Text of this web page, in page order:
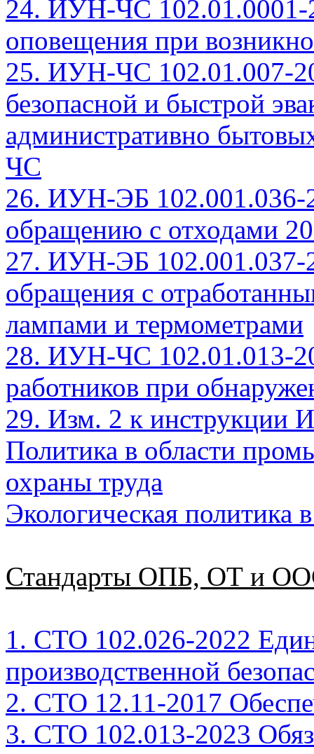
24. ИУН-ЧС 102.01.0001-
оповещения при
25. ИУН-ЧС 102.01.007-
безопасной и быстрой
административно
ЧС
26. ИУН-ЭБ 102.001.036-
обращению с отходами
27. ИУН-ЭБ 102.001.037-
обращения с
лампами и термометрами
28. ИУН-ЧС 102.01.013-
работников при
29. Изм. 2 к инструкции
Политика в области
охраны труда
Экологическая
Стандарты ОПБ, ОТ и
1. СТО 102.026-2022
производственной
2. СТО 12.11-2017
3. СТО 102.013-2023